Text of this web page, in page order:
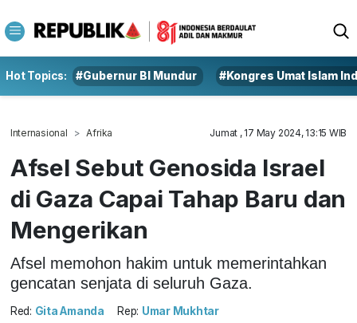
Hot Topics: #Gubernur BI Mundur #Kongres Umat Islam
Internasional Afrika Jumat , 17 May 2024, 13:15 WIB
Afsel Sebut Genosida Israel
di Gaza Capai Tahap Baru dan
Mengerikan
Afsel memohon hakim untuk memerintahkan
gencatan senjata di seluruh Gaza.
Red: Gita Amanda Rep: Umar Mukhtar